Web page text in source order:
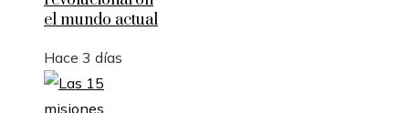
el mundo actual
Hace 3 días